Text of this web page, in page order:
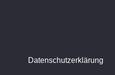
Datenschutzerklärung